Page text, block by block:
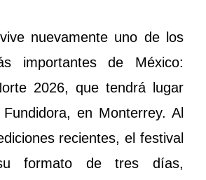
nuevamente uno de los
importantes de México:
2026, que tendrá lugar
en Monterrey. Al
recientes, el festival
formato de tres días,